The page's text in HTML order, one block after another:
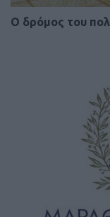
Ο δρόμος του